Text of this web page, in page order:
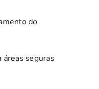
do
áreas seguras